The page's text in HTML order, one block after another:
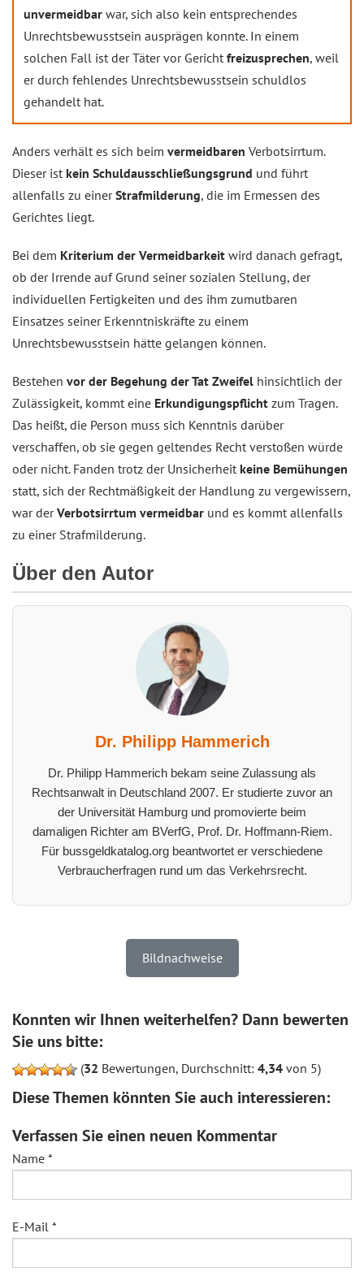
unvermeidbar war, sich also kein entsprechendes
Unrechtsbewusstsein ausprägen konnte. In einem
solchen Fall ist der Täter vor Gericht freizusprechen, weil
er durch fehlendes Unrechtsbewusstsein schuldlos
gehandelt hat.
Anders verhält es sich beim vermeidbaren Verbotsirrtum.
Dieser ist kein Schuldausschließungsgrund und führt
allenfalls zu einerStrafmilderung, die im Ermessen des
Gerichtes liegt.
Bei dem Kriterium der Vermeidbarkeit wird danach gefragt,
ob der Irrende auf Grund seiner sozialen Stellung, der
individuellen Fertigkeiten und des ihm zumutbaren
Einsatzes seiner Erkenntniskräfte zu einem
Unrechtsbewusstsein hätte gelangen können.
Bestehen vor der Begehung der Tat Zweifel hinsichtlich der
Zulässigkeit, kommt eine Erkundigungspflicht zum Tragen.
Das heißt, die Person muss sich Kenntnis darüber
verschaffen, ob sie gegen geltendes Recht verstoßen würde
oder nicht. Fanden trotz der Unsicherheit keine Bemühungen
statt, sich der Rechtmäßigkeit der Handlung zu vergewissern,
war derVerbotsirrtum vermeidbar und es kommt allenfalls
zu einer Strafmilderung.
Über den Autor
Dr. Philipp Hammerich
Dr. Philipp Hammerich bekam seine Zulassung als
Rechtsanwalt in Deutschland 2007. Er studierte zuvor an
der Universität Hamburg und promovierte beim
damaligen Richter am BVerfG, Prof. Dr. Hoffmann-Riem.
Für bussgeldkatalog.org beantwortet er verschiedene
Verbraucherfragen rund um das Verkehrsrecht.
Bildnachweise
Konnten wir Ihnen weiterhelfen? Dann bewerten
Sie uns bitte:
(32 Bewertungen, Durchschnitt: 4,34 von 5)
Diese Themen könnten Sie auch interessieren:
Verfassen Sie einen neuen Kommentar
Name *
E-Mail *